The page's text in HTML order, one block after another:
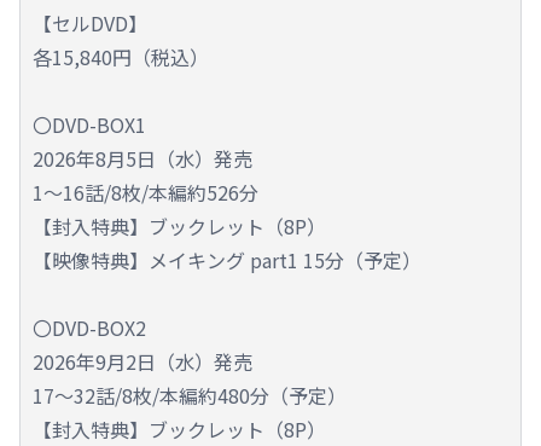
【セルDVD】
各15,840円（税込）
〇DVD-BOX1
2026年8月5日（水）発売
1～16話/8枚/本編約526分
【封入特典】ブックレット（8P）
【映像特典】メイキング part1 15分（予定）
〇DVD-BOX2
2026年9月2日（水）発売
17～32話/8枚/本編約480分（予定）
【封入特典】ブックレット（8P）